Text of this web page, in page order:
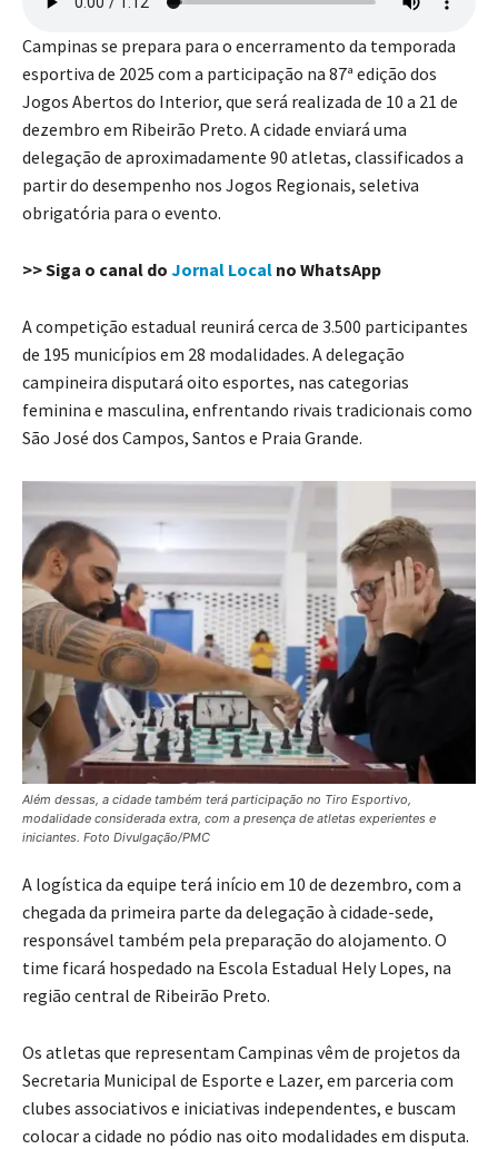
Campinas se prepara para o encerramento da temporada
esportiva de 2025 com a participação na 87ª edição dos
Jogos Abertos do Interior, que será realizada de 10 a 21 de
dezembro em Ribeirão Preto. A cidade enviará uma
delegação de aproximadamente 90 atletas, classificados a
partir do desempenho nos Jogos Regionais, seletiva
obrigatória para o evento.
>> Siga o canal do Jornal Local no WhatsApp
A competição estadual reunirá cerca de 3.500 participantes
de 195 municípios em 28 modalidades. A delegação
campineira disputará oito esportes, nas categorias
feminina e masculina, enfrentando rivais tradicionais como
São José dos Campos, Santos e Praia Grande.
Além dessas, a cidade também terá participação no Tiro Esportivo,
modalidade considerada extra, com a presença de atletas experientes e
iniciantes. Foto Divulgação/PMC
A logística da equipe terá início em 10 de dezembro, com a
chegada da primeira parte da delegação à cidade-sede,
responsável também pela preparação do alojamento. O
time ficará hospedado na Escola Estadual Hely Lopes, na
região central de Ribeirão Preto.
Os atletas que representam Campinas vêm de projetos da
Secretaria Municipal de Esporte e Lazer, em parceria com
clubes associativos e iniciativas independentes, e buscam
colocar a cidade no pódio nas oito modalidades em disputa.